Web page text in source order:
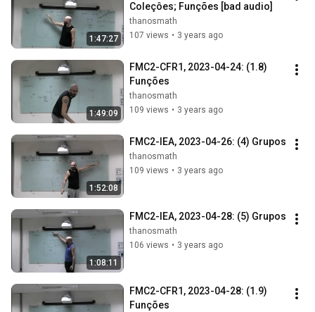
1:47:27
Coleçôes; Funções [bad audio]
thanosmath
107 views • 3 years ago
1:49:09
FMC2-CFR1, 2023-04-24: (1.8)
Funções
thanosmath
109 views • 3 years ago
1:52:08
FMC2-IEA, 2023-04-26: (4) Grupos
thanosmath
109 views • 3 years ago
1:08:11
FMC2-IEA, 2023-04-28: (5) Grupos
thanosmath
106 views • 3 years ago
FMC2-CFR1, 2023-04-28: (1.9)
Funções